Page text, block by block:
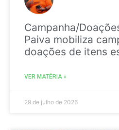
Campanha/
Paiva mobiliza
doações de itens
VER MATÉRIA »
29 de julho de 2026